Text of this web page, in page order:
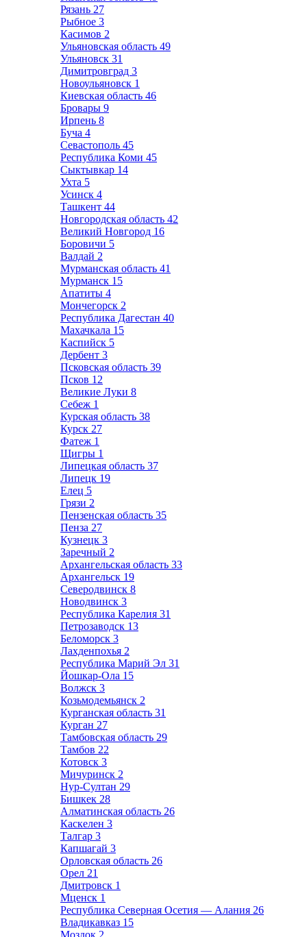
Рязань 27
Рыбное 3
Касимов 2
Ульяновская область 49
Ульяновск 31
Димитровград 3
Новоульяновск 1
Киевская область 46
Бровары 9
Ирпень 8
Буча 4
Севастополь 45
Республика Коми 45
Сыктывкар 14
Ухта 5
Усинск 4
Ташкент 44
Новгородская область 42
Великий Новгород 16
Боровичи 5
Валдай 2
Мурманская область 41
Мурманск 15
Апатиты 4
Мончегорск 2
Республика Дагестан 40
Махачкала 15
Каспийск 5
Дербент 3
Псковская область 39
Псков 12
Великие Луки 8
Себеж 1
Курская область 38
Курск 27
Фатеж 1
Щигры 1
Липецкая область 37
Липецк 19
Елец 5
Грязи 2
Пензенская область 35
Пенза 27
Кузнецк 3
Заречный 2
Архангельская область 33
Архангельск 19
Северодвинск 8
Новодвинск 3
Республика Карелия 31
Петрозаводск 13
Беломорск 3
Лахденпохья 2
Республика Марий Эл 31
Йошкар-Ола 15
Волжск 3
Козьмодемьянск 2
Курганская область 31
Курган 27
Тамбовская область 29
Тамбов 22
Котовск 3
Мичуринск 2
Нур-Султан 29
Бишкек 28
Алматинская область 26
Каскелен 3
Талгар 3
Капшагай 3
Орловская область 26
Орел 21
Дмитровск 1
Мценск 1
Республика Северная Осетия — Алания 26
Владикавказ 15
Моздок 2